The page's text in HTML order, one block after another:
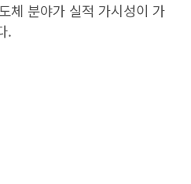
체 분야가 실적 가시성이 가
.